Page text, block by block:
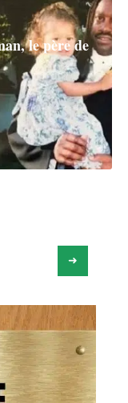
le père de